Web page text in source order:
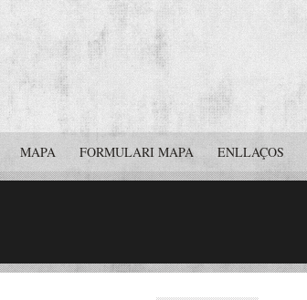
MAPA FORMULARI MAPA ENLLAÇOS